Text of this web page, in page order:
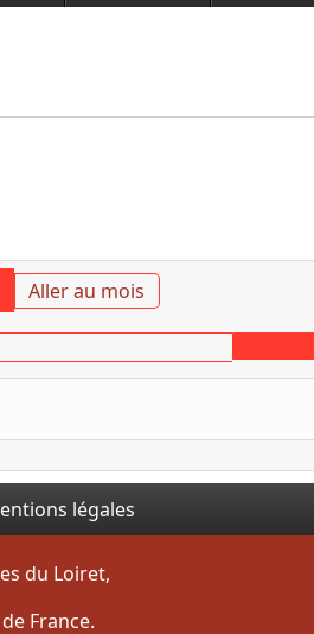
Aller au mois
légales
du Loiret,
France.